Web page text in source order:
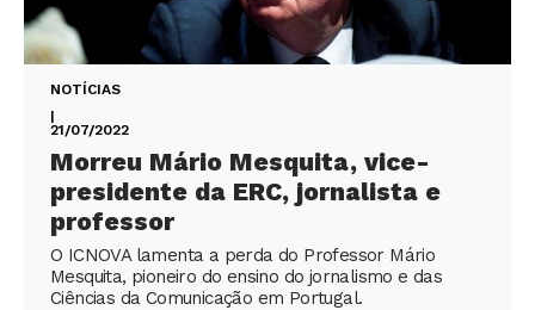
NOTÍCIAS
|
21/07/2022
Morreu Mário Mesquita, vice-
presidente da ERC, jornalista e
professor
O ICNOVA lamenta a perda do Professor Mário
Mesquita, pioneiro do ensino do jornalismo e das
Ciências da Comunicação em Portugal.